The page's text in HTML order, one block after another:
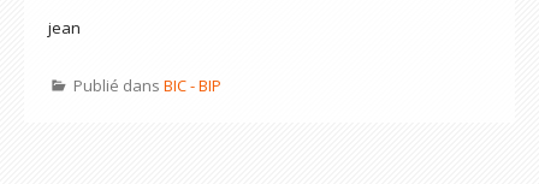
jean
Publié dans BIC - BIP